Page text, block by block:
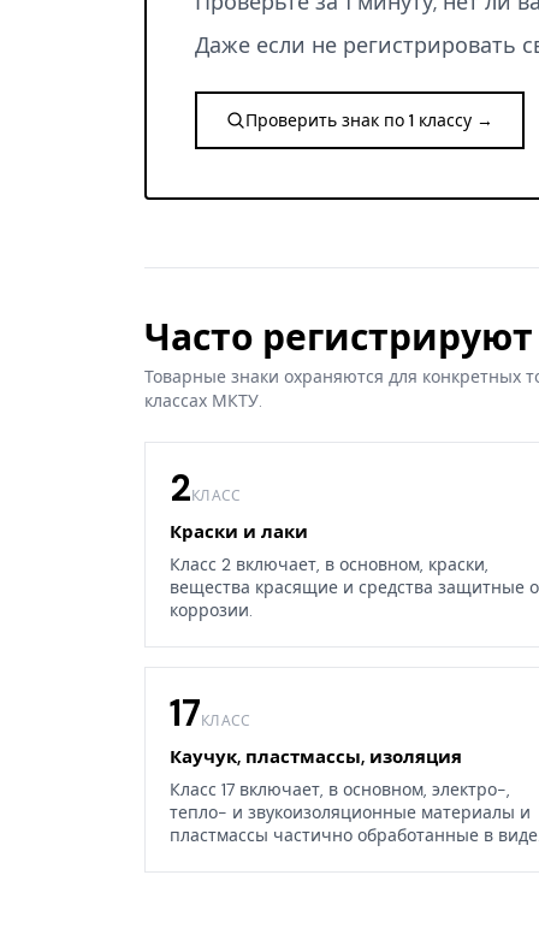
Даже если не регистрировать
Проверить знак по 1 классу →
Часто регистрируют
Товарные знаки охраняются для конкретных
классах МКТУ.
2КЛАСС
Краски и лаки
Класс 2 включает, в основном, краски,
вещества красящие и средства защитные
коррозии.
17КЛАСС
Каучук, пластмассы, изоляция
Класс 17 включает, в основном, электро-,
тепло- и звукоизоляционные материалы и
пластмассы частично обработанные в виде